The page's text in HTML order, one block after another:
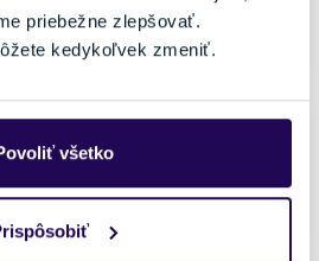
priebežne zlepšovať.
kedykoľvek zmeniť.
všetko
5 pracovných dní